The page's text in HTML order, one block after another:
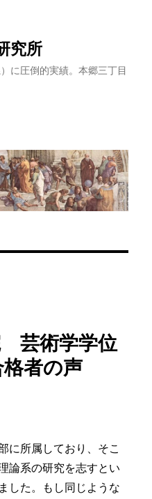
究所
に圧倒的実績。本郷三丁目
芸術学学位
者の声
に所属しており、そこ
論系の研究を志すとい
した。もし同じような